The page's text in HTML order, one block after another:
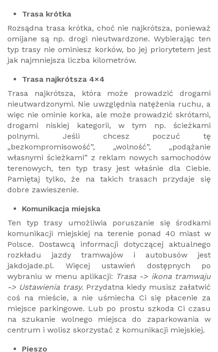
Trasa krótka
Rozsądna trasa krótka, choć nie najkrótsza, ponieważ
omijane są np. drogi nieutwardzone. Wybierając ten
typ trasy nie ominiesz korków, bo jej priorytetem jest
jak najmniejsza liczba kilometrów.
Trasa najkrótsza 4×4
Trasa najkrótsza, która może prowadzić drogami
nieutwardzonymi. Nie uwzględnia natężenia ruchu, a
więc nie ominie korka, ale może prowadzić skrótami,
drogami niskiej kategorii, w tym np. ścieżkami
polnymi. Jeśli chcesz poczuć tę
„bezkompromisowość”, „wolność”, „podążanie
własnymi ścieżkami” z reklam nowych samochodów
terenowych, ten typ trasy jest właśnie dla Ciebie.
Pamiętaj tylko, że na takich trasach przydaje się
dobre zawieszenie.
Komunikacja miejska
Ten typ trasy umożliwia poruszanie się środkami
komunikacji miejskiej na terenie ponad 40 miast w
Polsce. Dostawcą informacji dotyczącej aktualnego
rozkładu jazdy tramwajów i autobusów jest
jakdojade.pl. Więcej ustawień dostępnych po
wybraniu w menu aplikacji: Trasa -> ikona tramwaju
-> Ustawienia trasy. Przydatna kiedy musisz załatwić
coś na mieście, a nie uśmiecha Ci się płacenie za
miejsce parkingowe. Lub po prostu szkoda Ci czasu
na szukanie wolnego miejsca do zaparkowania w
centrum i wolisz skorzystać z komunikacji miejskiej.
Pieszo